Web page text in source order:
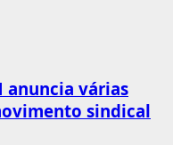
anuncia várias
sindical